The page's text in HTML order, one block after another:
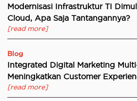
Modernisasi Infrastruktur TI
Cloud, Apa Saja Tantangannya?
[read more]
Blog
Integrated Digital Marketing
Meningkatkan Customer
[read more]